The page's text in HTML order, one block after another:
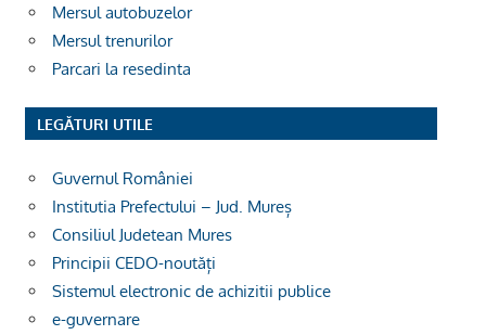
Mersul autobuzelor
Mersul trenurilor
Parcari la resedinta
LEGĂTURI UTILE
Guvernul României
Institutia Prefectului – Jud. Mureș
Consiliul Judetean Mures
Principii CEDO-noutăți
Sistemul electronic de achizitii publice
e-guvernare